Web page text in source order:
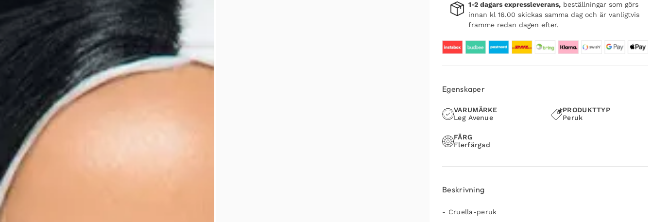
1-2 dagars expressleverans, beställningar som görs
innan kl 16.00 skickas samma dag och är vanligtvis
framme redan dagen efter.
Egenskaper
VARUMÄRKE
Leg Avenue
PRODUKTTYP
Peruk
FÄRG
Flerfärgad
Beskrivning
- Cruella-peruk